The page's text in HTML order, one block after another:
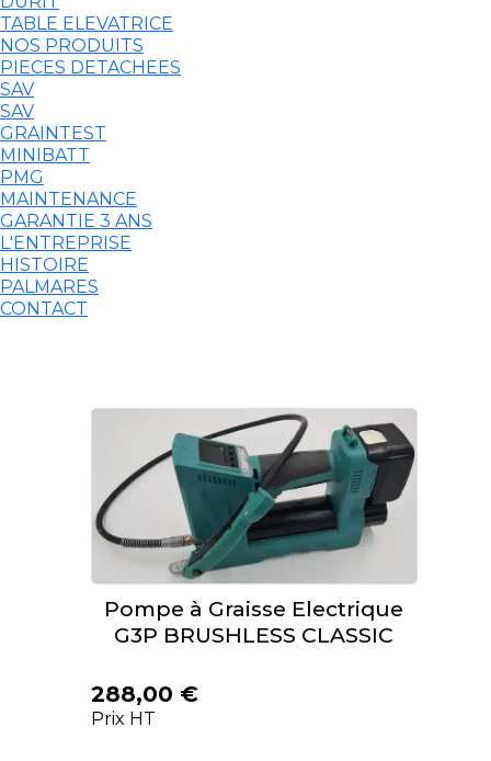
TABLE ELEVATRICE
NOS PRODUITS
PIECES DETACHEES
SAV
SAV
GRAINTEST
MINIBATT
PMG
MAINTENANCE
GARANTIE 3 ANS
L'ENTREPRISE
HISTOIRE
PALMARES
CONTACT
Pompe à Graisse Electrique
G3P BRUSHLESS CLASSIC
288,00 €
Prix HT